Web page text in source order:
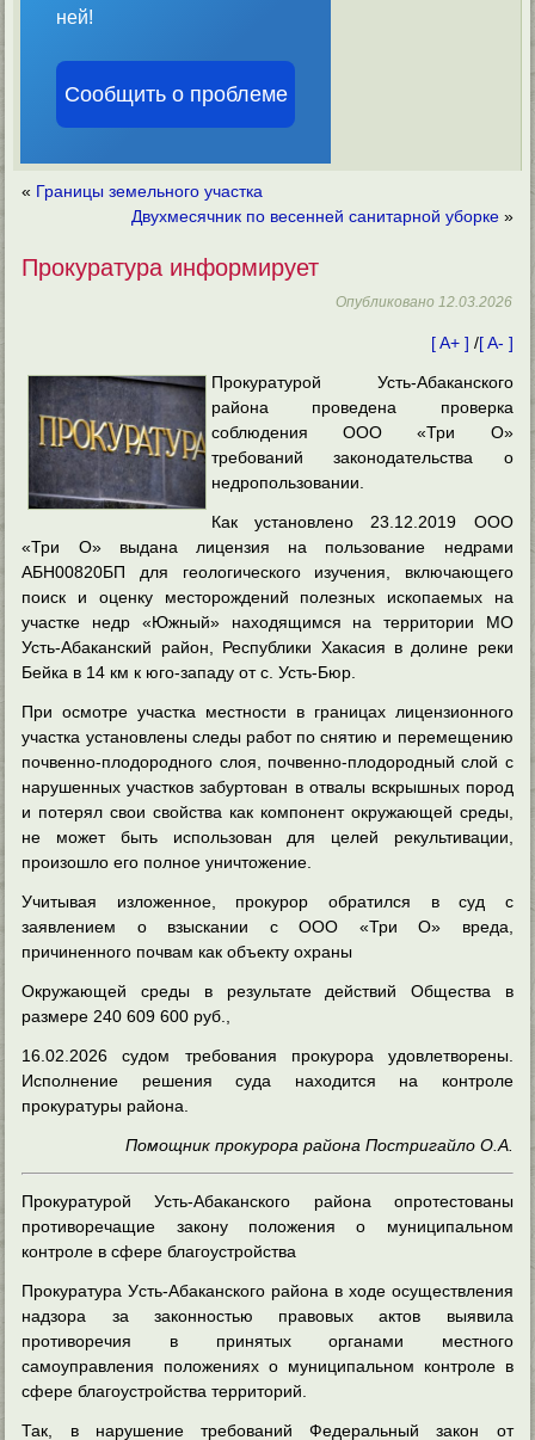
ней!
Сообщить о проблеме
« Границы земельного участка
Двухмесячник по весенней санитарной уборке»
Прокуратура информирует
Опубликовано 12.03.2026
[ A+ ] /[ A- ]
Прокуратурой Усть-Абаканского
района проведена проверка
соблюдения ООО «Три О»
требований законодательства о
недропользовании.
Как установлено 23.12.2019 ООО
«Три О» выдана лицензия на пользование недрами
АБН00820БП для геологического изучения, включающего
поиск и оценку месторождений полезных ископаемых на
участке недр «Южный» находящимся на территории МО
Усть-Абаканский район, Республики Хакасия в долине реки
Бейка в 14 км к юго-западу от с. Усть-Бюр.
При осмотре участка местности в границах лицензионного
участка установлены следы работ по снятию и перемещению
почвенно-плодородного слоя, почвенно-плодородный слой с
нарушенных участков забуртован в отвалы вскрышных пород
и потерял свои свойства как компонент окружающей среды,
не может быть использован для целей рекультивации,
произошло его полное уничтожение.
Учитывая изложенное, прокурор обратился в суд с
заявлением о взыскании с ООО «Три О» вреда,
причиненного почвам как объекту охраны
Окружающей среды в результате действий Общества в
размере 240 609 600 руб.,
16.02.2026 судом требования прокурора удовлетворены.
Исполнение решения суда находится на контроле
прокуратуры района.
Помощник прокурора района Постригайло О.А.
Прокуратурой Усть-Абаканского района опротестованы
противоречащие закону положения о муниципальном
контроле в сфере благоустройства
Прокуратура Уcть-Абаканского района в ходе осуществления
надзора за законностью правовых актов выявила
противоречия в принятых органами местного
самоуправления положениях о муниципальном контроле в
сфере благоустройства территорий.
Так, в нарушение требований Федеральный закон от